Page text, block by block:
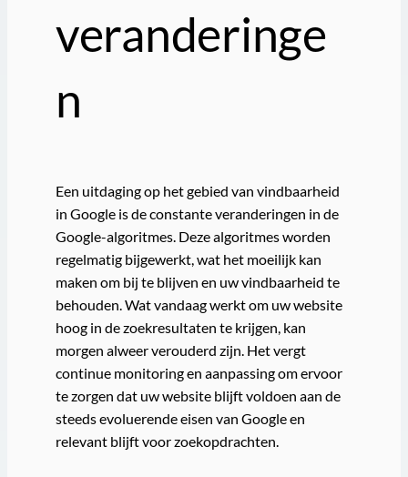
veranderinge
n
Een uitdaging op het gebied van vindbaarheid
in Google is de constante veranderingen in de
Google-algoritmes. Deze algoritmes worden
regelmatig bijgewerkt, wat het moeilijk kan
maken om bij te blijven en uw vindbaarheid te
behouden. Wat vandaag werkt om uw website
hoog in de zoekresultaten te krijgen, kan
morgen alweer verouderd zijn. Het vergt
continue monitoring en aanpassing om ervoor
te zorgen dat uw website blijft voldoen aan de
steeds evoluerende eisen van Google en
relevant blijft voor zoekopdrachten.